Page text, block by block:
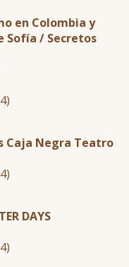
en Colombia y
Sofía / Secretos
Caja Negra Teatro
DAYS